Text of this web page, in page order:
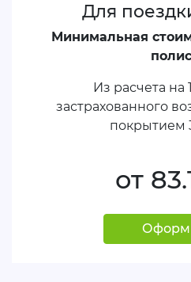
Для
Минимальная
Из расчета на
застрахованного
покрытием
от